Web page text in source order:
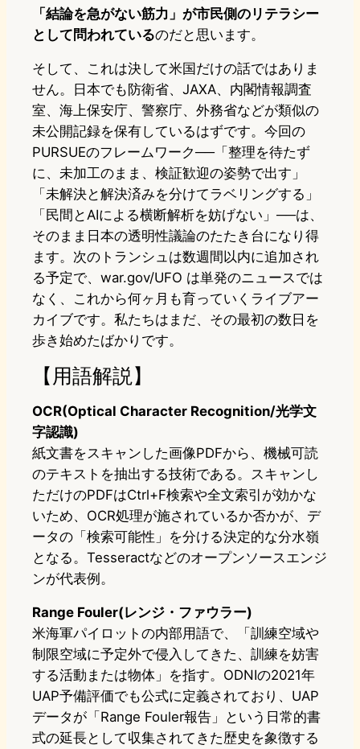
「結論を急がない筋力」が市民側のリテラシー
として問われているのだと思います。
そして、これは決して米国だけの話ではありま
せん。日本でも防衛省、JAXA、内閣情報調査
室、海上保安庁、警察庁、外務省などが類似の
未公開記録を保有しているはずです。今回の
PURSUEのフレームワーク──「整理を待たず
に、未加工のまま、検証歓迎の姿勢で出す」
「未解決と解決済みを分けてラベリングする」
「民間とAIによる横断解析を妨げない」──は、
そのまま日本の透明性議論のたたき台になり得
ます。次のトランシュは数週間以内に追加され
る予定で、war.gov/UFO は単発のニュースでは
なく、これから何ヶ月も育っていくライブアー
カイブです。私たちはまだ、その最初の数日を
歩き始めたばかりです。
【用語解説】
OCR(Optical Character Recognition/光学文
字認識)
紙文書をスキャンした画像PDFから、機械可読
のテキストを抽出する技術である。スキャンし
ただけのPDFはCtrl+F検索や全文索引が効かな
いため、OCR処理が施されているか否かが、デ
ータの「検索可能性」を分ける決定的な分水嶺
となる。Tesseractなどのオープンソースエンジ
ンが代表例。
Range Fouler(レンジ・ファウラー)
米海軍パイロットの内部用語で、「訓練空域や
制限空域に予定外で侵入してきた、訓練を妨害
する活動または物体」を指す。ODNIの2021年
UAP予備評価でも公式に定義されており、UAP
データが「Range Fouler報告」という日常的書
式の延長として収集されてきた歴史を象徴する